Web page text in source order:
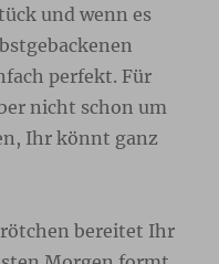
und wenn es
perfekt. Für
nicht schon um
Ihr könnt ganz
bereitet Ihr